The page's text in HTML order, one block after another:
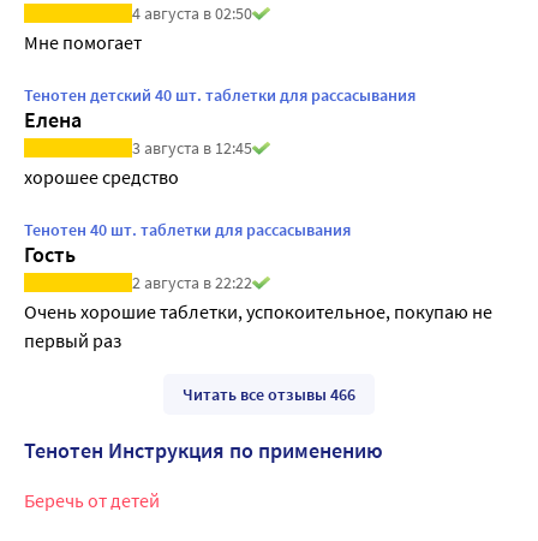
4 августа в 02:50
Мне помогает
Тенотен детский 40 шт. таблетки для рассасывания
Елена
3 августа в 12:45
хорошее средство
Тенотен 40 шт. таблетки для рассасывания
Гость
2 августа в 22:22
Очень хорошие таблетки, успокоительное, покупаю не
первый раз
Читать все отзывы 466
Тенотен Инструкция по применению
Беречь от детей